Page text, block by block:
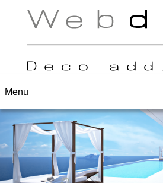
Menu